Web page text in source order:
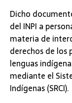
Dicho
del INPI a
materia de
derechos de los
lenguas
mediante el
Indígenas (SRCI).